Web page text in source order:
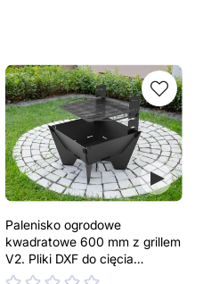
Palenisko ogrodowe
kwadratowe 600 mm z grillem
V2. Pliki DXF do cięcia
plazmowego i laserowego